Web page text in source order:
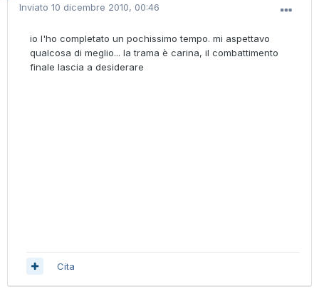
Inviato 10 dicembre 2010, 00:46
io l'ho completato un pochissimo tempo. mi aspettavo
qualcosa di meglio... la trama è carina, il combattimento
finale lascia a desiderare
Cita